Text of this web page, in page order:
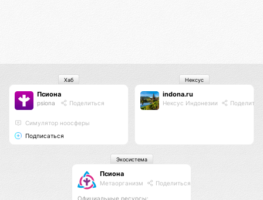
Псиона
psiona Поделиться
Cимулятор ноосферы
Подписаться
Хаб
indona.ru
Нексус Индонезии
Нексус
Псиона
Метаорганизм Поделиться
Официальные ресурсы:
Экосистема